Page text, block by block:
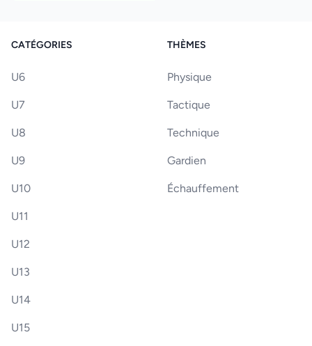
CATÉGORIES
U6
U7
U8
U9
U10
U11
U12
U13
U14
U15
THÈMES
Physique
Tactique
Technique
Gardien
Échauffement